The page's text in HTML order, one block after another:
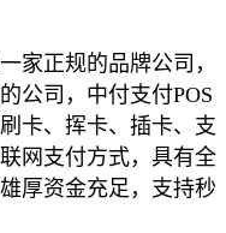
正规的品牌公司，
公司，中付支付POS
卡、挥卡、插卡、支
网支付方式，具有全
厚资金充足，支持秒